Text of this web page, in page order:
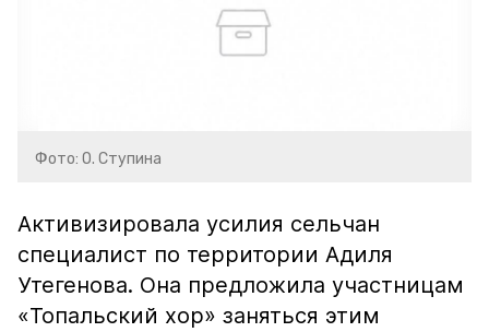
Фото: О. Ступина
Активизировала усилия сельчан
специалист по территории Адиля
Утегенова. Она предложила участницам
«Топальский хор» заняться этим